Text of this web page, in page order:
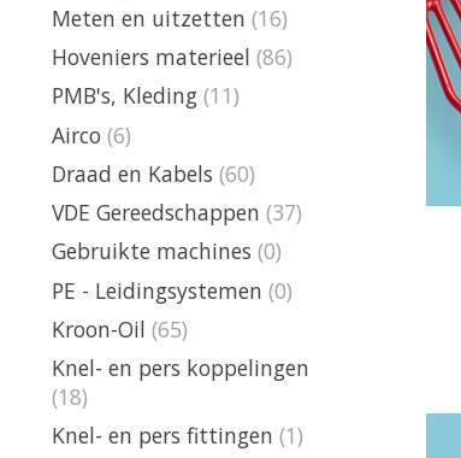
Meten en uitzetten (16)
Hoveniers materieel (86)
PMB's, Kleding (11)
Airco (6)
Draad en Kabels (60)
VDE Gereedschappen (37)
Gebruikte machines (0)
PE - Leidingsystemen (0)
Kroon-Oil (65)
Knel- en pers koppelingen
(18)
Knel- en pers fittingen (1)